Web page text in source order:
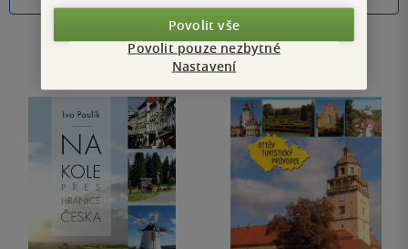
Povolit vše
Povolit pouze nezbytné
Nastavení